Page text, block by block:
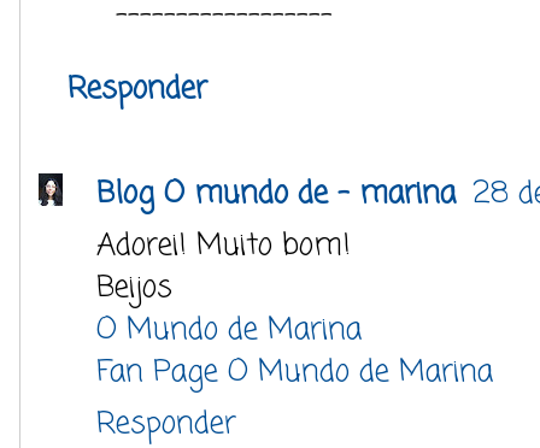
------------------
Responder
Blog O mundo de - marina 28
Adorei! Muito bom!
Beijos
O Mundo de Marina
Fan Page O Mundo de Marina
Responder